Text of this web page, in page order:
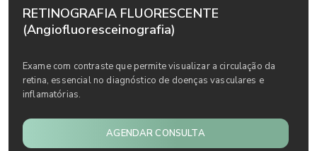
RETINOGRAFIA FLUORESCENTE
(Angiofluoresceinografia)
Exame com contraste que permite visualizar a circulação da
retina, essencial no diagnóstico de doenças vasculares e
inflamatórias.
AGENDAR CONSULTA